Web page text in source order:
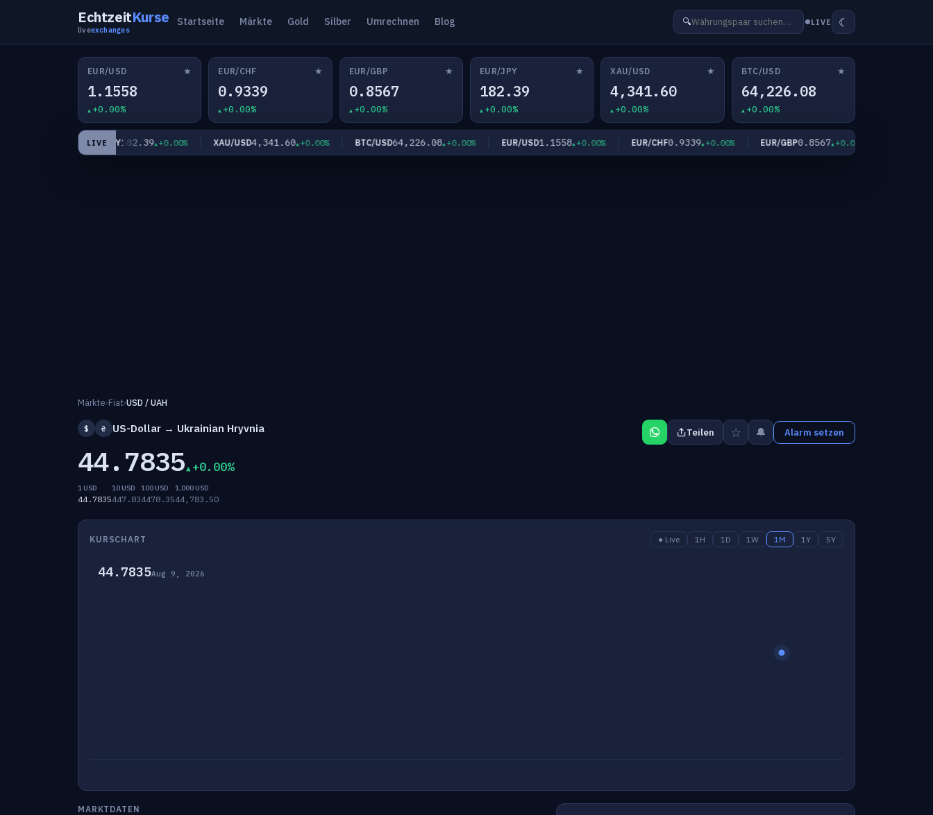
EchtzeitKurse
liveexchanges
Startseite Märkte Gold Silber Umrechnen Blog 🔍 LIVE ☾
EUR/USD ★
1.1558
+0.00%
EUR/CHF ★
0.9339
+0.00%
EUR/GBP ★
0.8567
+0.00%
EUR/JPY ★
182.39
+0.00%
XAU/USD ★
4,341.60
+0.00%
BTC/USD ★
64,226.08
+0.00%
LIVE
EUR/JPY182.39 +0.00% XAU/USD4,341.60 +0.00% BTC/USD64,226.08 +0.00% EUR/USD1.1558 +0.00% EUR/CHF0.9339 +0.00% EUR/GBP0.8567 +0.00%
Märkte›Fiat›USD / UAH
$ ₴ US-Dollar → Ukrainian Hryvnia
44.7835 +0.00%
1 USD
44.7835
10 USD
447.83
100 USD
4478.35
1,000 USD
44,783.50
Teilen ☆ 🔔 Alarm setzen
KURSCHART ● Live 1H 1D 1W 1M 1Y 5Y
44.7835Aug 9, 2026
MARKTDATEN